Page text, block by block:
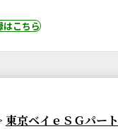
はこちら
東京ベイｅＳＧパー